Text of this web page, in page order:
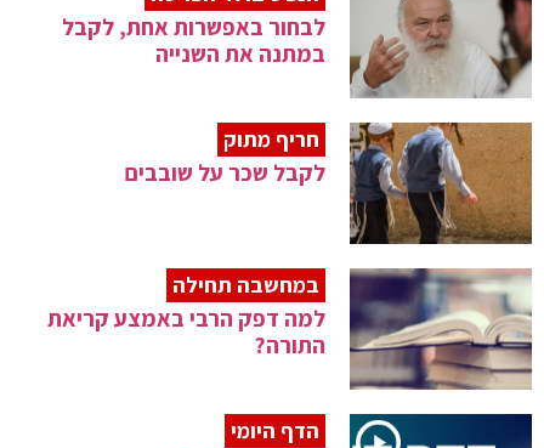
לבחור באפשרות אחת, לקבל
במתנה את השנייה
חריף מתוק
לקבל שכר על שובבים
במחשבה תחילה
למה דפק הרבי באמצע קריאת
התורה?
הדף היומי